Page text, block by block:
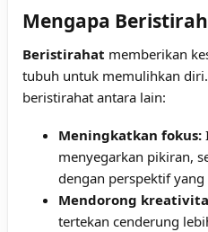
Mengapa
Beristirahat memberikan
tubuh untuk memulihkan diri.
beristirahat antara lain:
Meningkatkan fokus:
menyegarkan pikiran,
dengan perspektif
Mendorong
tertekan cenderung